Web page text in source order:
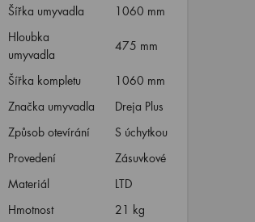
Šířka umyvadla
1060 mm
Hloubka
umyvadla
475 mm
Šířka kompletu
1060 mm
Značka umyvadla
Dreja Plus
Způsob otevírání
S úchytkou
Provedení
Zásuvkové
Materiál
LTD
Hmotnost
21 kg